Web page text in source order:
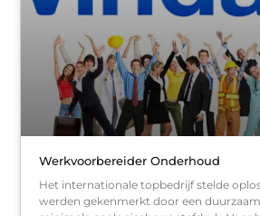
Werkvoorbereider Onderhoud
Het internationale topbedrijf stelde
werden gekenmerkt door een